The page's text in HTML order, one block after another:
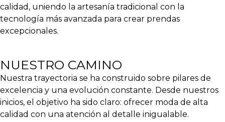
calidad, uniendo la artesanía tradicional con la
tecnología más avanzada para crear prendas
excepcionales.
NUESTRO CAMINO
Nuestra trayectoria se ha construido sobre pilares de
excelencia y una evolución constante. Desde nuestros
inicios, el objetivo ha sido claro: ofrecer moda de alta
calidad con una atención al detalle inigualable.